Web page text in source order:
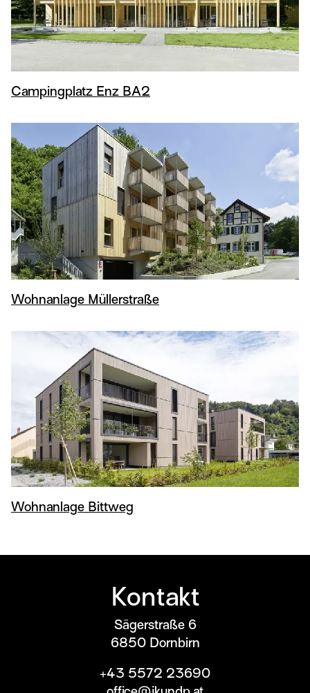
Campingplatz Enz BA2
Wohnanlage Müllerstraße
Wohnanlage Bittweg
Kontakt
Sägerstraße 6
6850 Dornbirn
+43 5572 23690